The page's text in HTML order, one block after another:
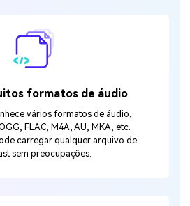
formatos de áudio
vários formatos de áudio,
FLAC, M4A, AU, MKA, etc.
carregar qualquer arquivo de
sem preocupações.